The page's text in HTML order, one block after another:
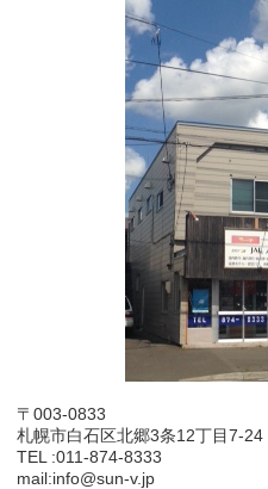
〒003-0833
札幌市白石区北郷3条12丁目7-24
TEL :011-874-8333
mail:info@sun-v.jp